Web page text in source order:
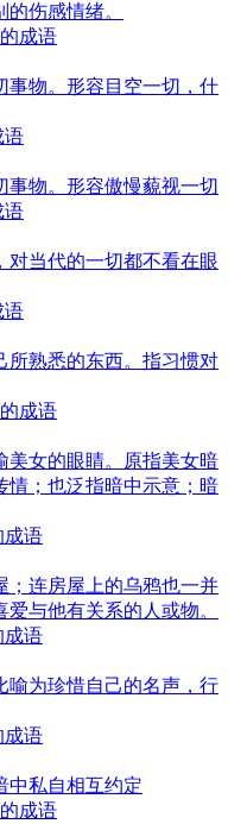
伤感情绪。
成语
事物。形容目空一切，什
语
事物。形容傲慢藐视一切
语
对当代的一切都不看在眼
语
所熟悉的东西。指习惯对
成语
美女的眼睛。原指美女暗
情；也泛指暗中示意；暗
成语
；连房屋上的乌鸦也一并
与他有关系的人或物。
成语
喻为珍惜自己的名声，行
成语
中私自相互约定
成语